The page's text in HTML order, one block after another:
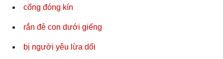
cổng đóng kín
rắn đẻ con dưới giếng
bị người yêu lừa dối